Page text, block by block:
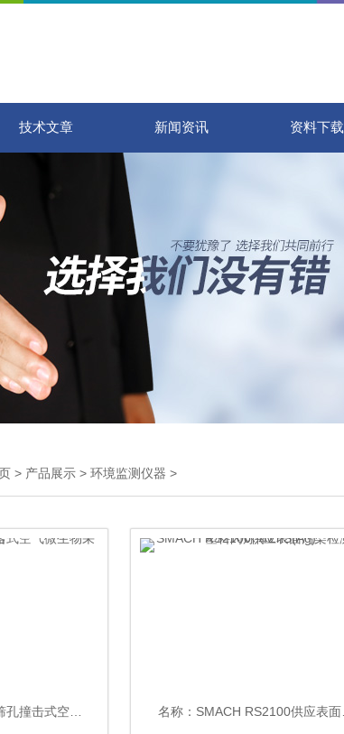
技术文章 新闻资讯 资料下载
> 产品展示 > 环境监测仪器 >
空气微生物采样器 名称： SMACH RS2100供应表面污染检测仪塑料闪烁体ZnS(Ag)